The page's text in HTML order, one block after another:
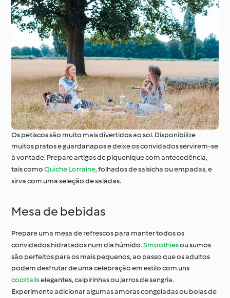
Os petiscos são muito mais divertidos ao sol. Disponibilize
muitos pratos e guardanapos e deixe os convidados servirem-se
à vontade. Prepare artigos de piquenique com antecedência,
tais comoQuiche Lorraine, folhados de salsicha ou empadas, e
sirva com uma seleção de saladas.
Mesa de bebidas
Prepare uma mesa de refrescos para manter todos os
convidados hidratados num dia húmido.Smoothiesou sumos
são perfeitos para os mais pequenos, ao passo que os adultos
podem desfrutar de uma celebração em estilo com uns
cocktailselegantes, caipirinhas ou jarros de sangria.
Experimente adicionar algumas amoras congeladas ou bolas de